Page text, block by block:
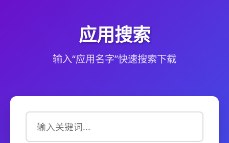
应用搜索
输入“应用名字”快速搜索下载